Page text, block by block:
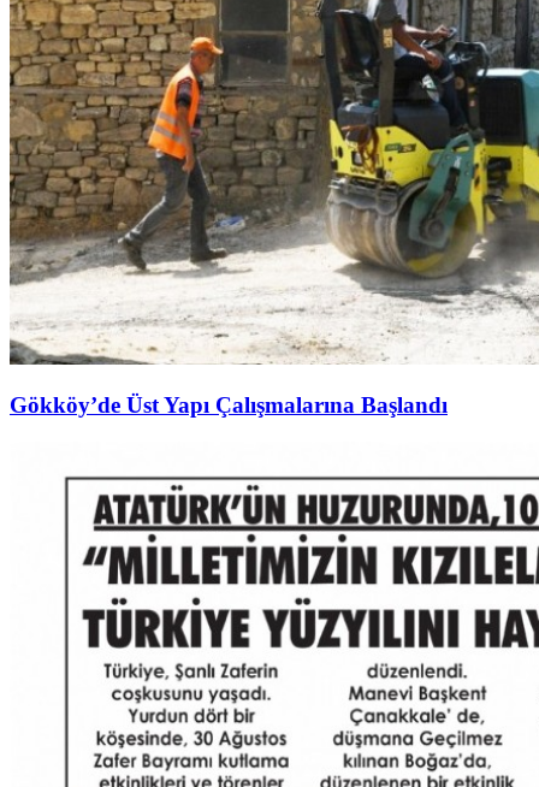
Gökköy’de Üst Yapı Çalışmalarına Başlandı